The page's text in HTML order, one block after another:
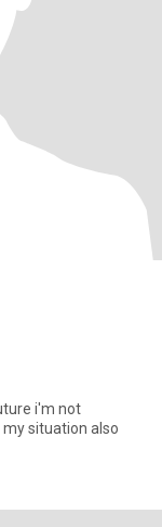
i'm not
situation also